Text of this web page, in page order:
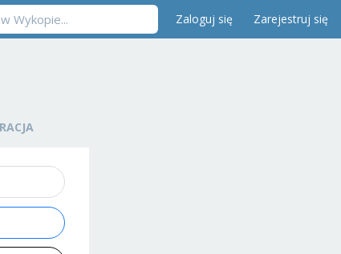
Zaloguj się Zarejestruj się